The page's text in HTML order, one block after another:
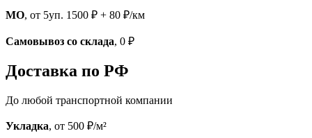
МО, от 5уп. 1500 ₽ + 80 ₽/км
Самовывоз со склада, 0 ₽
Доставка по РФ
До любой транспортной компании
Укладка, от 500 ₽/м²